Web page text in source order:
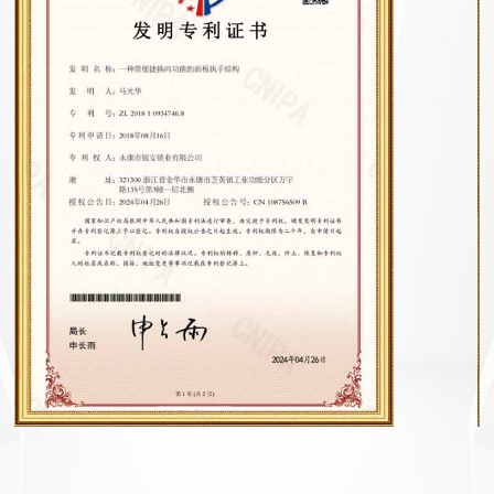
цехов площадью 3500 м2, оснащенных станками
для лазерной резки. Штамповочное
оборудование включает в себя гидравлический
станок, сварочный автомат и станок для тонкой
гравировки. Благодаря автоматической линии
полировки, автоматической линии очистки,
сборочной линии и другому
профессиональному оборудованию с более чем
50 комплектами годовой объем производства
может достигать 300 000 комплектов. Корпуса
замков изготовлены из нержавеющей стали 304,
которая не ржавеет и долговечна. У нас есть
много оборудования для проверки качества,